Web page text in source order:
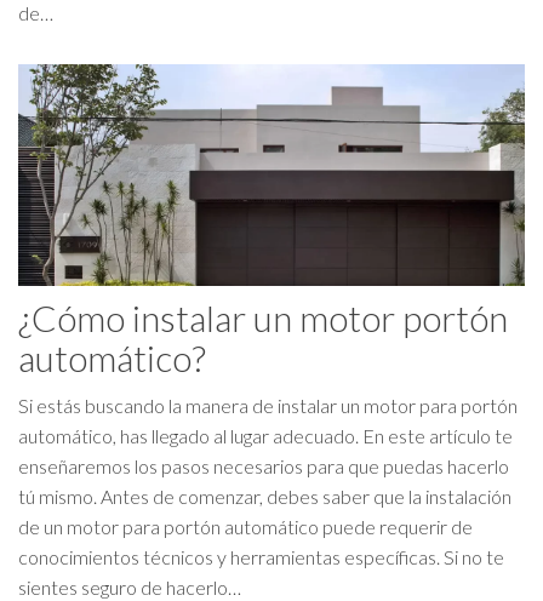
de…
¿Cómo instalar un motor portón
automático?
Si estás buscando la manera de instalar un motor para portón
automático, has llegado al lugar adecuado. En este artículo te
enseñaremos los pasos necesarios para que puedas hacerlo
tú mismo. Antes de comenzar, debes saber que la instalación
de un motor para portón automático puede requerir de
conocimientos técnicos y herramientas específicas. Si no te
sientes seguro de hacerlo…